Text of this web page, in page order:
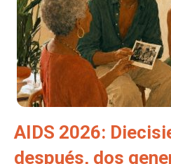
AIDS 2026:
después, dos